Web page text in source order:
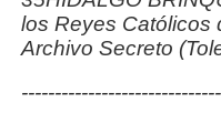
los Reyes Católicos
Archivo Secreto